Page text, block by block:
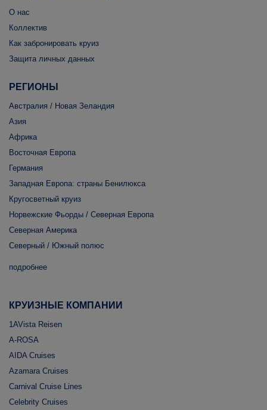
О нас
Коллектив
Как забронировать круиз
Защита личных данных
РЕГИОНЫ
Австралия / Новая Зеландия
Азия
Африка
Восточная Европа
Германия
Западная Европа: страны Бенилюкса
Кругосветный круиз
Норвежские Фьорды / Северная Европа
Северная Америка
Северный / Южный полюс
подробнее
КРУИЗНЫЕ КОМПАНИИ
1AVista Reisen
A-ROSA
AIDA Cruises
Azamara Cruises
Carnival Cruise Lines
Celebrity Cruises